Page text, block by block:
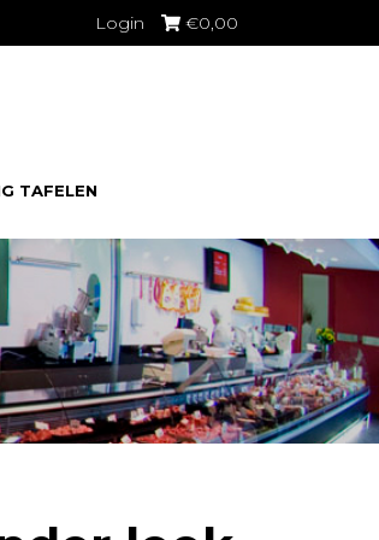
Login €0,00
TAFELEN